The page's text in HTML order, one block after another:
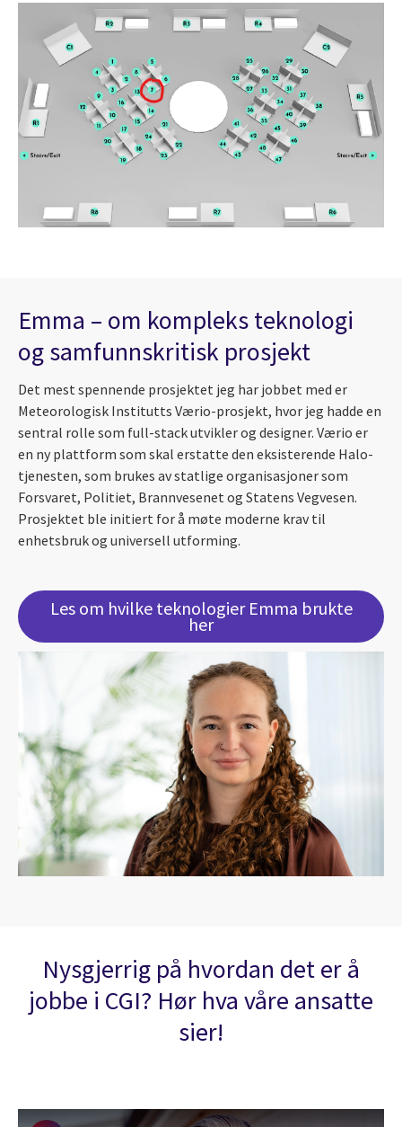
Emma – om kompleks teknologi
og samfunnskritisk prosjekt
Det mest spennende prosjektet jeg har jobbet med er
Meteorologisk Institutts Værio-prosjekt, hvor jeg hadde en
sentral rolle som full-stack utvikler og designer. Værio er
en ny plattform som skal erstatte den eksisterende Halo-
tjenesten, som brukes av statlige organisasjoner som
Forsvaret, Politiet, Brannvesenet og Statens Vegvesen.
Prosjektet ble initiert for å møte moderne krav til
enhetsbruk og universell utforming.
Les om hvilke teknologier Emma brukte
her
Nysgjerrig på hvordan det er å
jobbe i CGI? Hør hva våre ansatte
sier!